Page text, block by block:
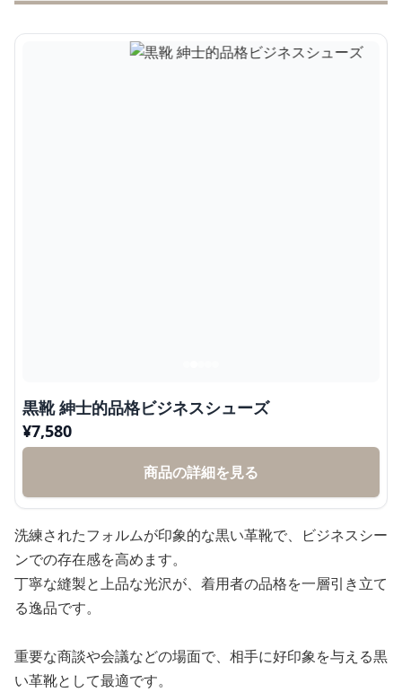
黒靴 紳士的品格ビジネスシューズ
¥7,580
商品の詳細を見る
洗練されたフォルムが印象的な黒い革靴で、ビジネスシー
ンでの存在感を高めます。
丁寧な縫製と上品な光沢が、着用者の品格を一層引き立て
る逸品です。
重要な商談や会議などの場面で、相手に好印象を与える黒
い革靴として最適です。